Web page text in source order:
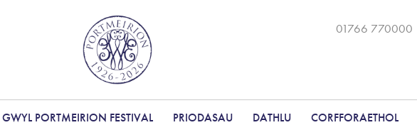
01766 770000
GWYL PORTMEIRION FESTIVAL PRIODASAU DATHLU CORFFORAETHOL